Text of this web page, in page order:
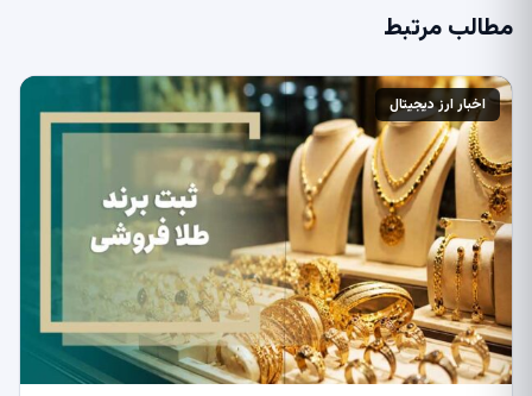
مطالب مرتبط
اخبار ارز دیجیتال